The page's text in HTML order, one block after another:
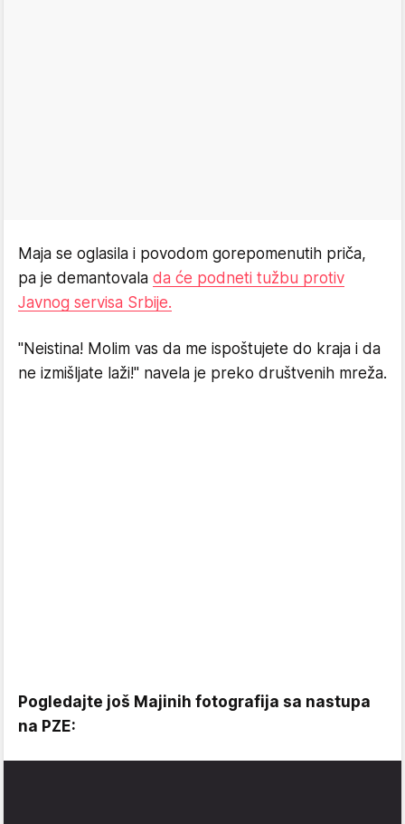
Maja se oglasila i povodom gorepomenutih priča,
pa je demantovala da će podneti tužbu protiv
Javnog servisa Srbije.
"Neistina! Molim vas da me ispoštujete do kraja i da
ne izmišljate laži!" navela je preko društvenih mreža.
Pogledajte još Majinih fotografija sa nastupa
na PZE: